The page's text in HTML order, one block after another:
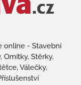
online - Stavební
Omítky, Stěrky,
Válečky,